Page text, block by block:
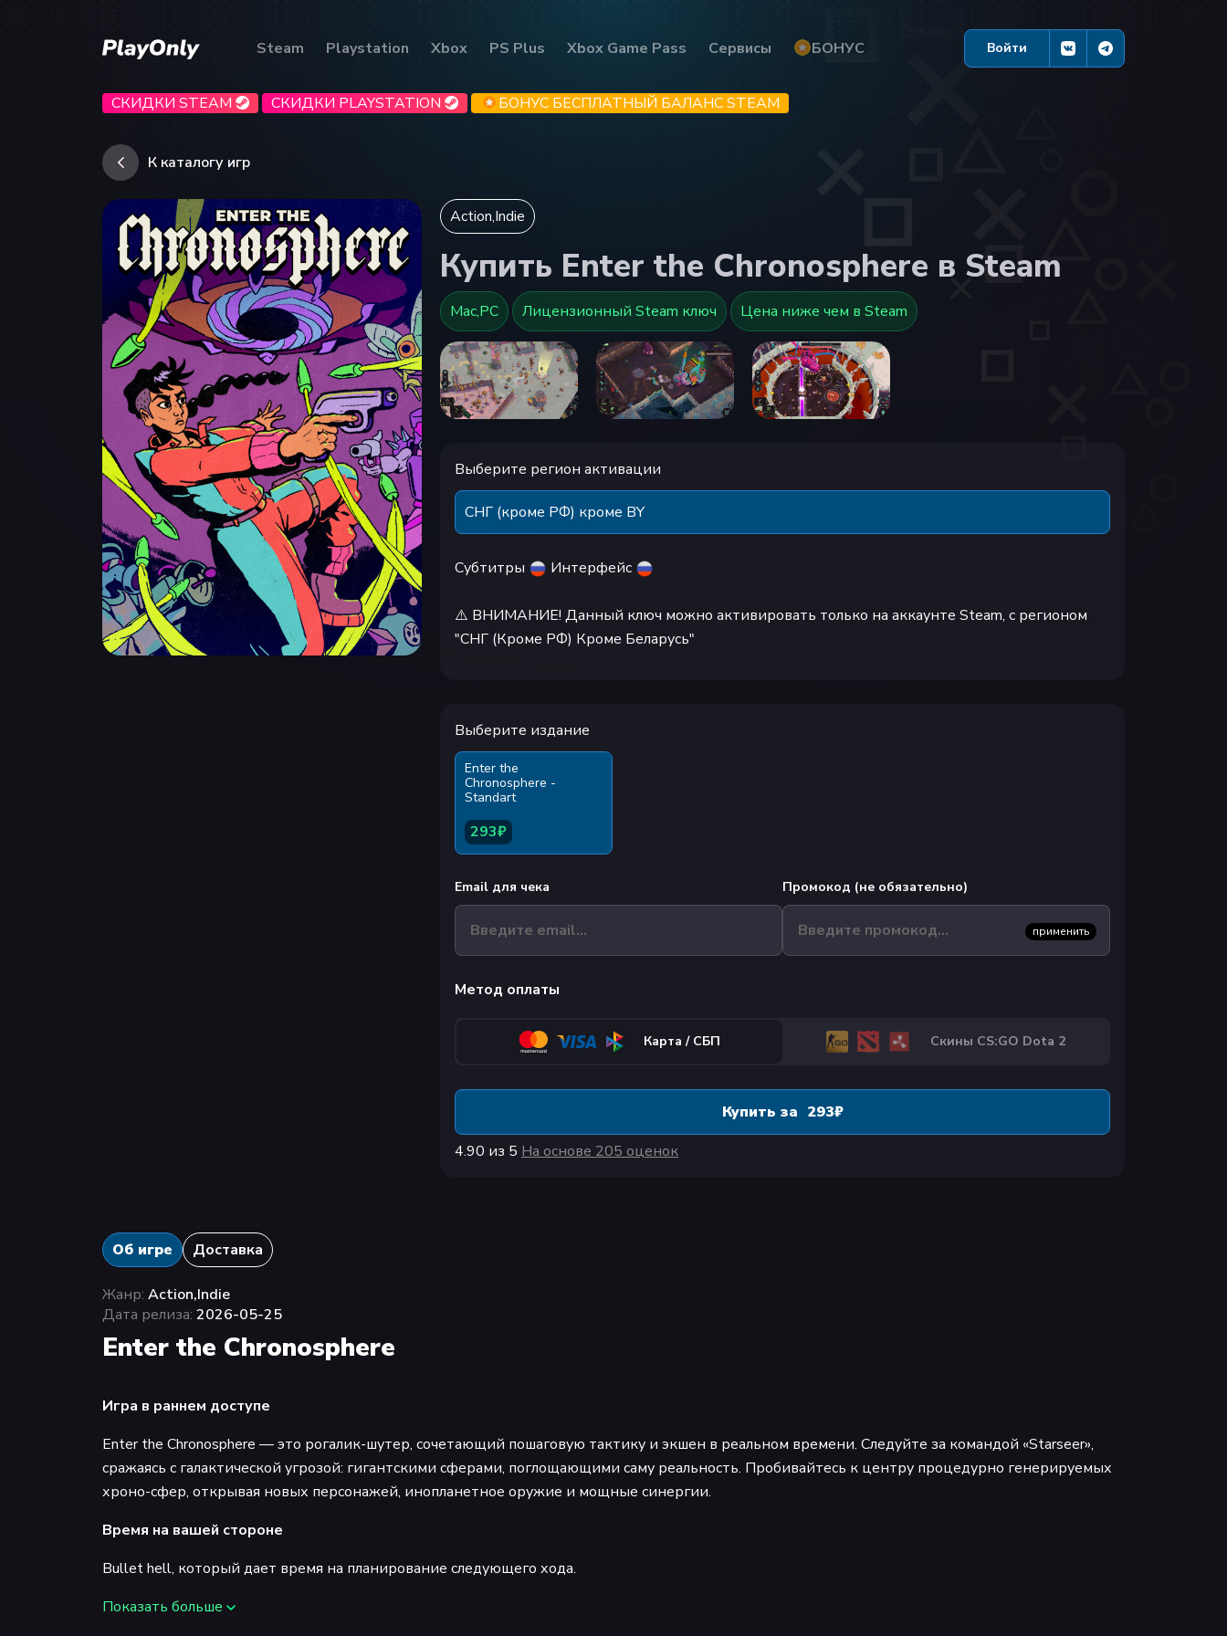
Steam Playstation Xbox PS Plus Xbox Game Pass Сервисы БОНУС Войти
СКИДКИ STEAM СКИДКИ PLAYSTATION БОНУС БЕСПЛАТНЫЙ БАЛАНС STEAM
К каталогу игр
Action,Indie
Купить Enter the Chronosphere в Steam
Mac,PC Лицензионный Steam ключ Цена ниже чем в Steam
Выберите регион активации
СНГ (кроме РФ) кроме BY
Субтитры Интерфейс
⚠️ ВНИМАНИЕ! Данный ключ можно активировать только на аккаунте Steam, с регионом
"СНГ (Кроме РФ) Кроме Беларусь"
Выберите издание
Enter the
Chronosphere -
Standart
293₽
Email для чека Промокод (не обязательно)
применить
Метод оплаты
Карта / СБП Скины CS:GO Dota 2
Купить за 293₽
4.90 из 5 На основе 205 оценок
Об игре Доставка
Жанр: Action,Indie
Дата релиза: 2026-05-25
Enter the Chronosphere
Игра в раннем доступе
Enter the Chronosphere — это рогалик-шутер, сочетающий пошаговую тактику и экшен в реальном времени. Следуйте за командой «Starseer»,
сражаясь с галактической угрозой: гигантскими сферами, поглощающими саму реальность. Пробивайтесь к центру процедурно генерируемых
хроно-сфер, открывая новых персонажей, инопланетное оружие и мощные синергии.
Время на вашей стороне
Bullet hell, который дает время на планирование следующего хода.
Между ходами пули зависают в воздухе, а враги заморожены. Когда вы двигаетесь — двигается всё остальное. Чередуйте смелые действия с
Показать больше